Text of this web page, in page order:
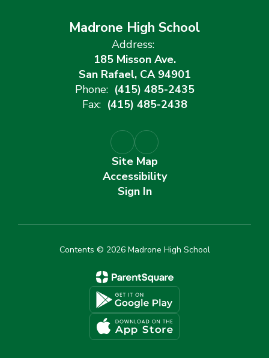
Madrone High School
Address:
185 Misson Ave.
San Rafael, CA 94901
Phone: (415) 485-2435
Fax: (415) 485-2438
Site Map
Accessibility
Sign In
Contents © 2026 Madrone High School